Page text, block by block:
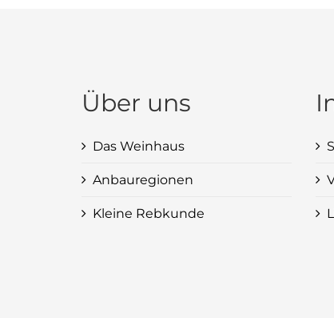
Über uns
Das Weinhaus
Anbauregionen
Kleine Rebkunde